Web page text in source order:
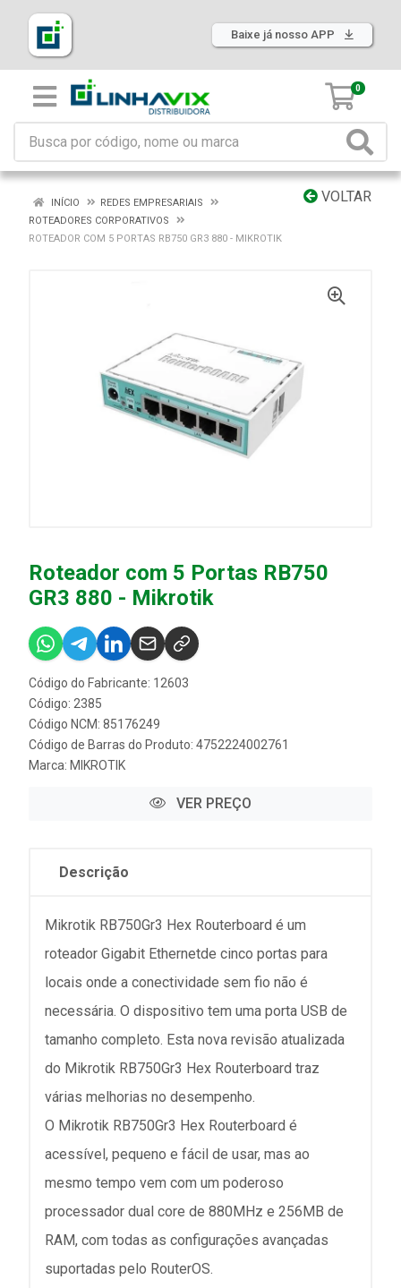
Baixe já nosso APP
0
VOLTAR
INÍCIO
REDES EMPRESARIAIS
ROTEADORES CORPORATIVOS
ROTEADOR COM 5 PORTAS RB750 GR3 880 - MIKROTIK
Roteador com 5 Portas RB750
GR3 880 - Mikrotik
Código do Fabricante: 12603
Código: 2385
Código NCM: 85176249
Código de Barras do Produto: 4752224002761
Marca: MIKROTIK
VER PREÇO
Descrição
Mikrotik RB750Gr3 Hex Routerboard é um
roteador Gigabit Ethernetde cinco portas para
locais onde a conectividade sem fio não é
necessária. O dispositivo tem uma porta USB de
tamanho completo. Esta nova revisão atualizada
do Mikrotik RB750Gr3 Hex Routerboard traz
várias melhorias no desempenho.
O Mikrotik RB750Gr3 Hex Routerboard é
acessível, pequeno e fácil de usar, mas ao
mesmo tempo vem com um poderoso
processador dual core de 880MHz e 256MB de
RAM, com todas as configurações avançadas
suportadas pelo RouterOS.